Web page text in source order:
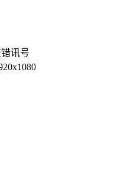
错讯号